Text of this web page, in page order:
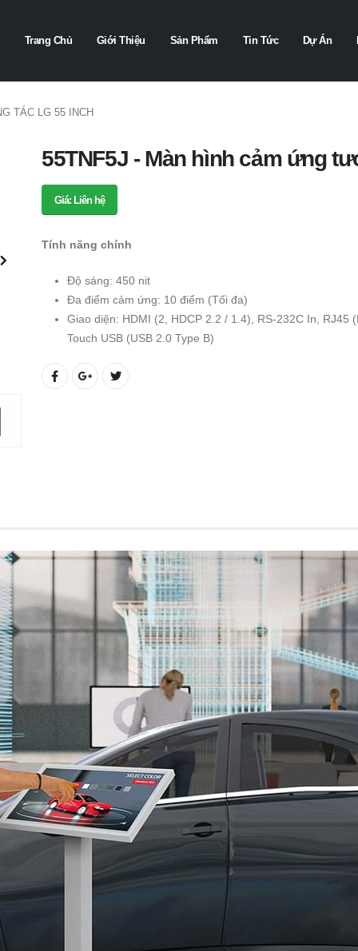
Trang Chủ Giới Thiệu Sản Phẩm Tin Tức Dự Án
TÁC LG 55 INCH
55TNF5J - Màn hình cảm ứng
Giá: Liên hệ
Tính năng chính
Độ sáng: 450 nit
Đa điểm cảm ứng: 10 điểm (Tối đa)
Giao diện: HDMI (2, HDCP 2.2 / 1.4), RS-232C In, RJ45
Touch USB (USB 2.0 Type B)